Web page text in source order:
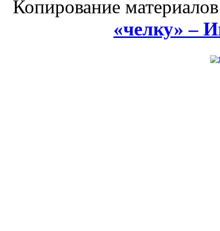
Копирование
«челку» –